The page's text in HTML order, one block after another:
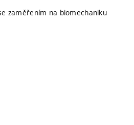
zaměřením na biomechaniku